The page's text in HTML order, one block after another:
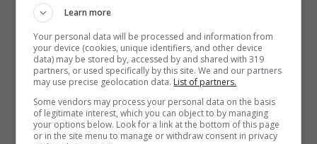
supermercados.
Learn more
Your personal data will be processed and information from
your device (cookies, unique identifiers, and other device
data) may be stored by, accessed by and shared with 319
partners, or used specifically by this site. We and our partners
may use precise geolocation data. List of partners.
Some vendors may process your personal data on the basis
of legitimate interest, which you can object to by managing
your options below. Look for a link at the bottom of this page
or in the site menu to manage or withdraw consent in privacy